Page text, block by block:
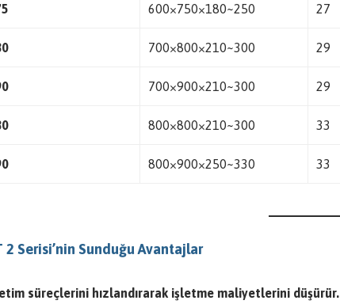
600×750×180~250 27
700×800×210~300 29
700×900×210~300 29
800×800×210~300 33
800×900×250~330 33
2 Serisi’nin Sunduğu Avantajlar
süreçlerini hızlandırarak işletme maliyetlerini düşürür.